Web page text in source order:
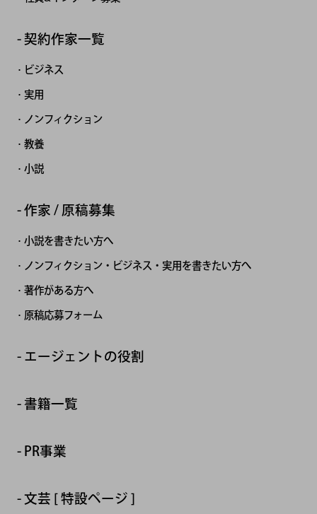
契約作家一覧
ビジネス
実用
ノンフィクション
教養
小説
作家 / 原稿募集
小説を書きたい方へ
ノンフィクション・ビジネス・実用を書きたい方へ
著作がある方へ
原稿応募フォーム
エージェントの役割
書籍一覧
PR事業
文芸 [ 特設ページ ]